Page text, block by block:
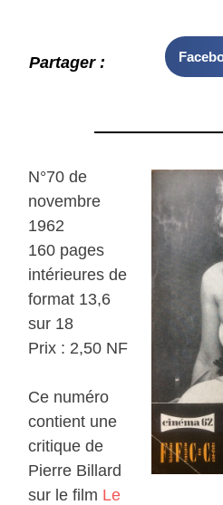
Partager :
N°70 de
novembre
1962
160 pages
intérieures de
format 13,6
sur 18
Prix : 2,50 NF
Ce numéro
contient une
critique de
Pierre Billard
sur le film Le